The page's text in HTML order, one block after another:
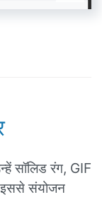
सॉलिड रंग, GIF
इससे संयोजन